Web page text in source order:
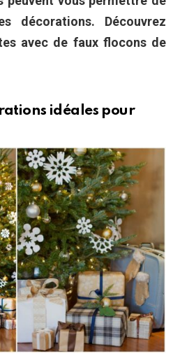
décorations. Découvrez
avec de faux flocons de
idéales pour